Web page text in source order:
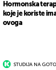
Hormonska
koje je koriste
ovoga
STUDIJA NA